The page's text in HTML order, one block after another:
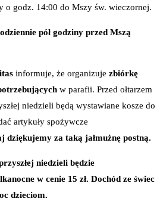
o godz. 14:00 do Mszy św. wieczornej.
pół godziny przed Mszą
informuje, że organizuje zbiórkę
w parafii. Przed ołtarzem
niedzieli będą wystawiane kosze do
artykuły spożywcze
dziękujemy za taką jałmużnę postną.
niedzieli będzie
w cenie 15 zł. Dochód ze świec
dzieciom.